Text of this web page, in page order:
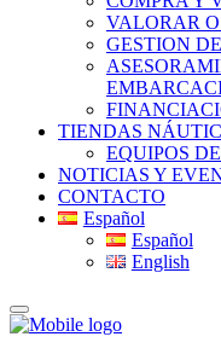
VALORAR
GESTION
TIENDAS
EQUIPOS
NOTICIAS Y
CONTACTO
Español
Español
English